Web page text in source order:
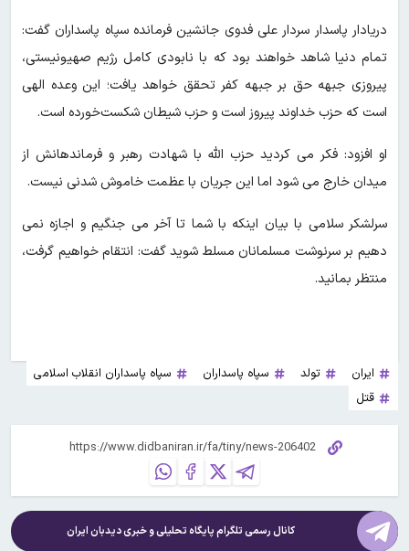
دریادار پاسدار سردار علی فدوی جانشین فرمانده سپاه پاسداران گفت:
تمام دنیا شاهد خواهند بود که با نابودی کامل رژیم صهیونیستی،
پیروزی جبهه حق بر جبهه کفر تحقق خواهد یافت؛ این وعده الهی
است که حزب خداوند پیروز است و حزب شیطان شکست‌خورده است.
او افزود: فکر می کردید حزب الله با شهادت رهبر و فرماندهانش از
میدان خارج می شود اما این جریان با عظمت خاموش شدنی نیست.
سرلشکر سلامی با بیان اینکه با شما تا آخر می جنگیم و اجازه نمی
دهیم بر سرنوشت مسلمانان مسلط شوید گفت: انتقام خواهیم گرفت،
منتظر بمانید.
ایران تولد سپاه پاسداران
سپاه پاسداران انقلاب اسلامی
قتل
کانال رسمی تلگرام پایگاه تحلیلی و خبریدیدبان ایران